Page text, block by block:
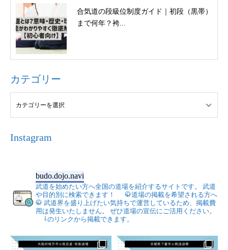
合気道の段級位制度ガイド｜初段（黒帯）
まで何年？袴...
カテゴリー
Instagram
budo.dojo.navi
武道を始めたい方へ全国の道場を紹介するサイトです。
武道
や目的別に検索できます！
🥋道場の掲載を希望される方へ
🥋 武道界を盛り上げたい気持ちで運営しているため、掲載費
用は発生いたしません。
ぜひ道場の宣伝にご活用ください。
⇩のリンクから掲載できます。